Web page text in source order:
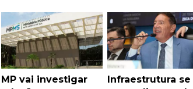
MP vai investigar
Infraestrutura se